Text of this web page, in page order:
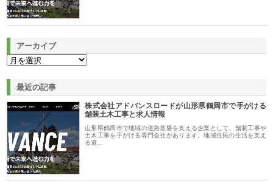
アーカイブ
最近の記事
株式会社アドバンスロードが山形県鶴岡市で手がける
舗装土木工事と求人情報
山形県鶴岡市で地域の道路基盤を支える企業として、舗装工事や
土木工事を手がける専門会社があります。地域住民の生活を支え
る道…